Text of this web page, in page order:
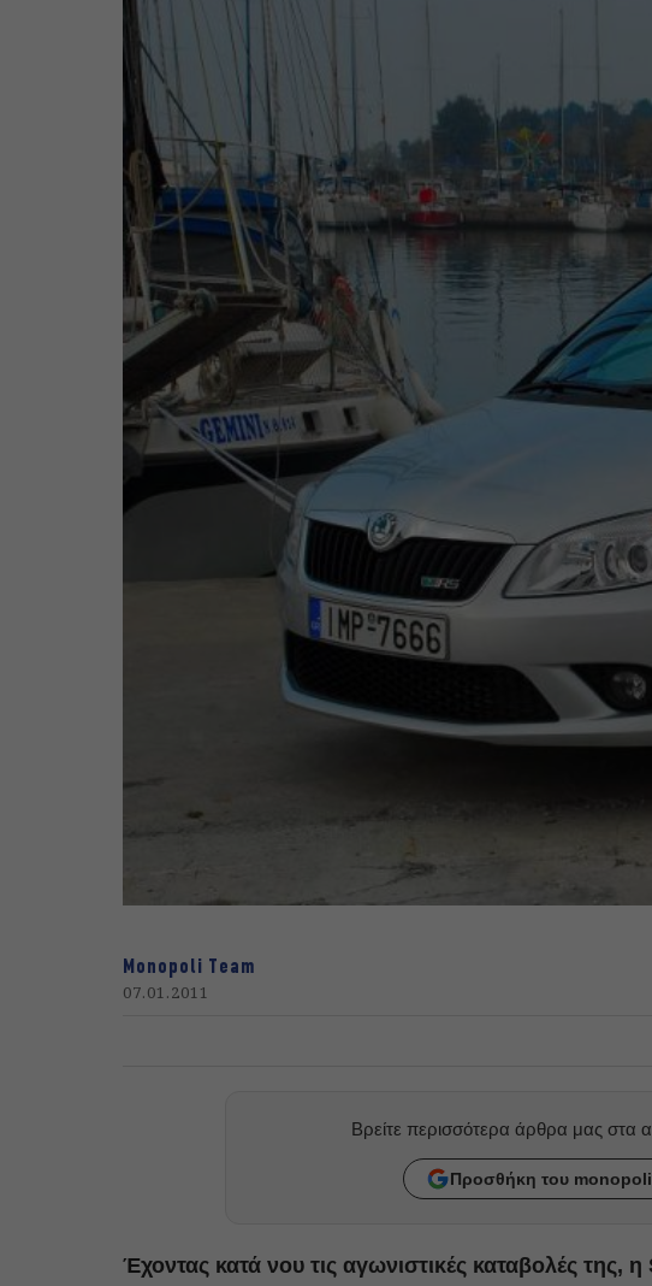
Monopoli Team
07.01.2011
Βρείτε περισσότερα άρθρα μας στα
Προσθήκη του
Έχοντας κατά νου τις αγωνιστικές καταβολές της, η